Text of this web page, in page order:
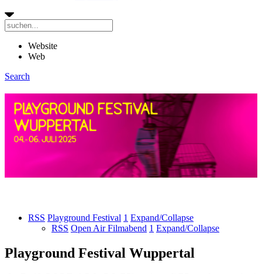
Website
Web
Search
RSS Playground Festival 1 Expand/Collapse
RSS Open Air Filmabend 1 Expand/Collapse
Playground Festival Wuppertal